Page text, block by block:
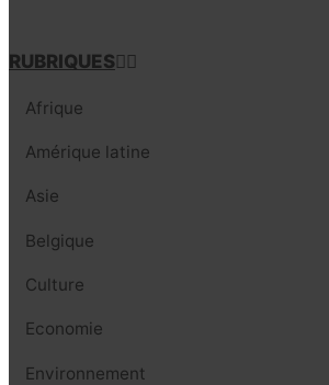
RUBRIQUES
Afrique
Amérique latine
Asie
Belgique
Culture
Economie
Environnement